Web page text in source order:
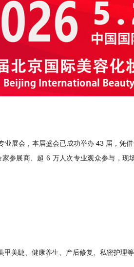
业展会，本届盛会已成功举办 43 届，凭
参展商、超 6 万人次专业观众参与，
美睫、健康养生、产后修复、私密护理等